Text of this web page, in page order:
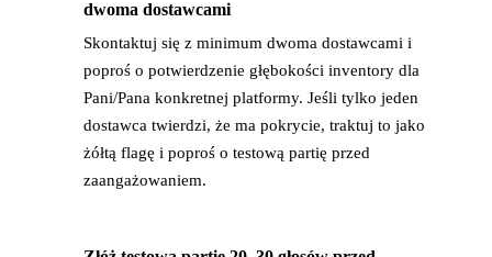
dwoma dostawcami
Skontaktuj się z minimum dwoma dostawcami i
poproś o potwierdzenie głębokości inventory dla
Pani/Pana konkretnej platformy. Jeśli tylko jeden
dostawca twierdzi, że ma pokrycie, traktuj to jako
żółtą flagę i poproś o testową partię przed
zaangażowaniem.